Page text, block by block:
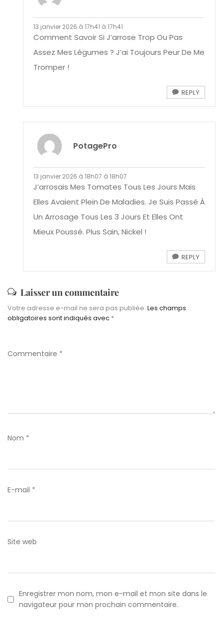
13 janvier 2026 à 17h41 à 17h41
Comment Savoir Si J’arrose Trop Ou Pas
Assez Mes Légumes ? J’ai Toujours Peur De Me
Tromper !
REPLY
PotagePro
13 janvier 2026 à 18h07 à 18h07
J’arrosais Mes Tomates Tous Les Jours Mais
Elles Avaient Plein De Maladies. Je Suis Passé À
Un Arrosage Tous Les 3 Jours Et Elles Ont
Mieux Poussé. Plus Sain, Nickel !
REPLY
Laisser un commentaire
Votre adresse e-mail ne sera pas publiée. Les champs
obligatoires sont indiqués avec *
Commentaire *
Nom *
E-mail *
Site web
Enregistrer mon nom, mon e-mail et mon site dans le
navigateur pour mon prochain commentaire.